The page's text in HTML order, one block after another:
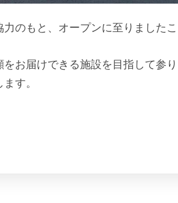
のもと、オープンに至りました
お届けできる施設を目指して参
す。